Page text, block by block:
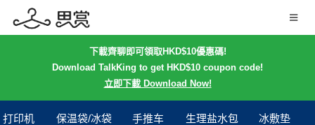
下載齊聊即可領取HKD$10優惠碼!
Download TalkKing to get HKD$10 coupon code!
立即下載 Download Now!
打印机 保温袋/冰袋 手推车 生理盐水包 冰敷垫